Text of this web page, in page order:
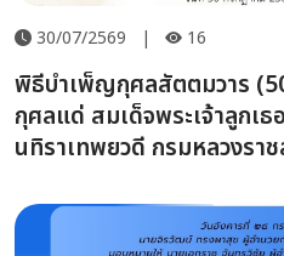
30/07/2569 | 16
พิธีบำเพ็ญกุศลสัตตมวาร
กุศลแด่ สมเด็จพระเจ้าลูกเธอ เจ้าฟ้าพัชรกิติยาภา นเร
นทิราเทพยวดี กรมหลวงรา